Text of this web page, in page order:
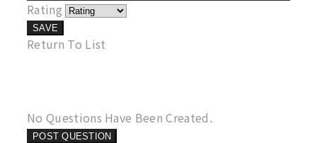
Rating
SAVE
Return To List
No Questions Have Been Created.
POST QUESTION